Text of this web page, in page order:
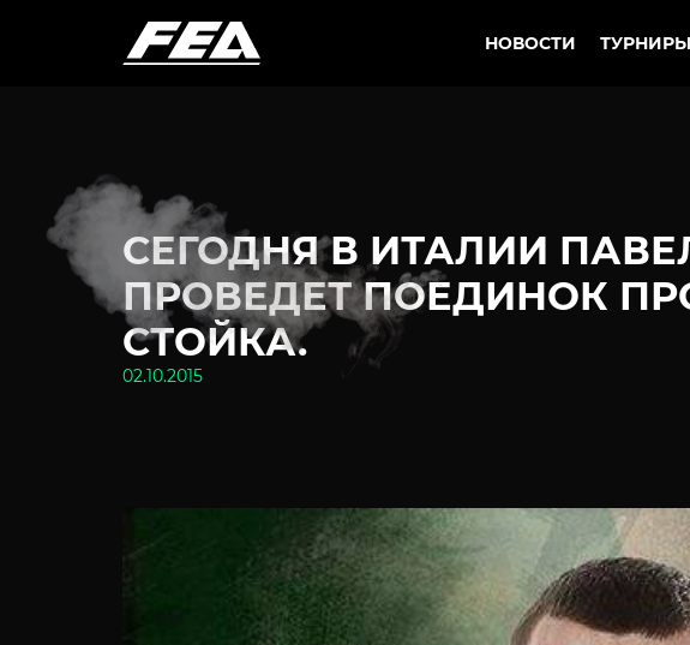
НОВОСТИ ТУРНИРЫ
СЕГОДНЯ В ИТАЛИИ
ПРОВЕДЕТ ПОЕДИНОК
СТОЙКА.
02.10.2015